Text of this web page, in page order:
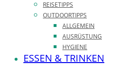
REISETIPPS
OUTDOORTIPPS
ALLGEMEIN
AUSRÜSTUNG
HYGIENE
ESSEN & TRINKEN